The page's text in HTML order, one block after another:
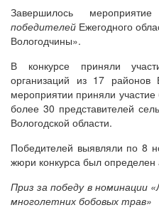
Завершилось
победителей Ежегодного
Вологодчины».
В конкурсе приняли
организаций из 17 районов
мероприятии приняли
более 30 представителей
Вологодской области.
Победителей выявляли по 8
жюри конкурса был
Приз за победу в номинации
многолетних бобовых трав»